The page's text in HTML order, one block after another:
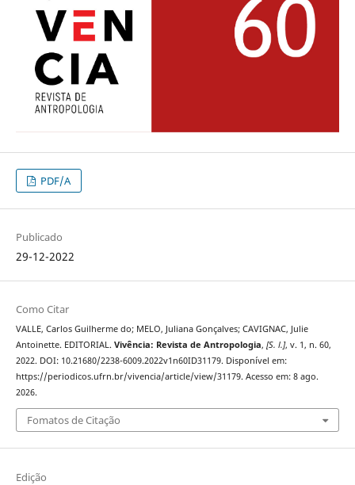
PDF/A
Publicado
29-12-2022
Como Citar
VALLE, Carlos Guilherme do; MELO, Juliana Gonçalves; CAVIGNAC, Julie
Antoinette. EDITORIAL. Vivência: Revista de Antropologia, [S. l.], v. 1, n. 60,
2022. DOI: 10.21680/2238-6009.2022v1n60ID31179. Disponível em:
https://periodicos.ufrn.br/vivencia/article/view/31179. Acesso em: 8 ago.
2026.
Fomatos de Citação
Edição